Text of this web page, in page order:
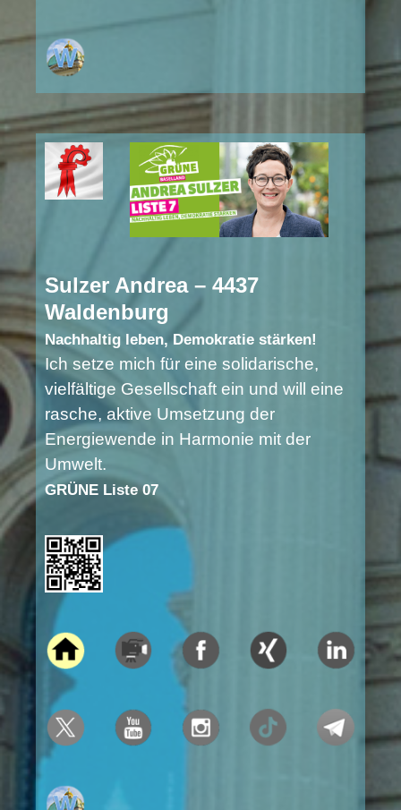
Sulzer Andrea – 4437
Waldenburg
Nachhaltig leben, Demokratie stärken!
Ich setze mich für eine solidarische,
vielfältige Gesellschaft ein und will eine
rasche, aktive Umsetzung der
Energiewende in Harmonie mit der
Umwelt.
GRÜNE Liste 07